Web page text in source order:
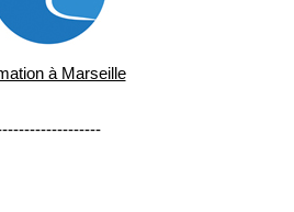
à Marseille